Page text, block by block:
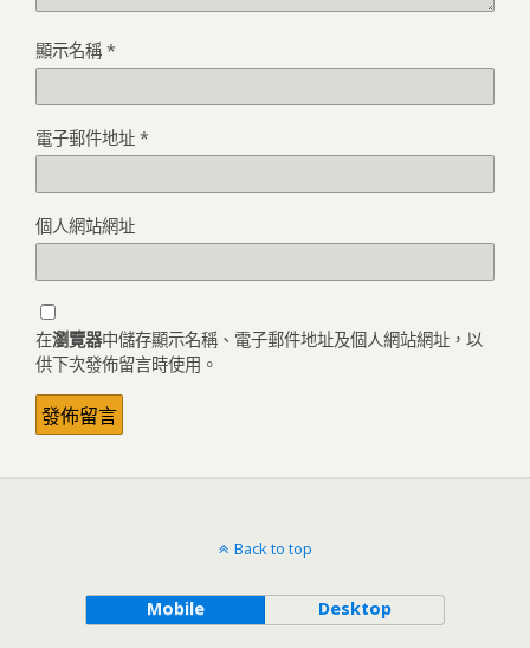
顯示名稱 *
電子郵件地址 *
個人網站網址
在瀏覽器中儲存顯示名稱、電子郵件地址及個人網站網址，以
供下次發佈留言時使用。
Back to top
Mobile Desktop